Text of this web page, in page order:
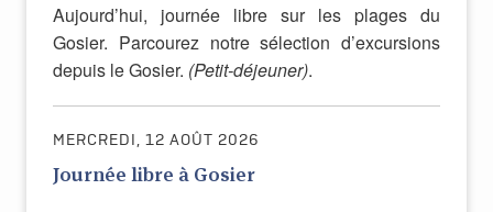
Aujourd’hui, journée libre sur les plages du
Gosier. Parcourez notre sélection d’excursions
depuis le Gosier. (Petit-déjeuner).
MERCREDI, 12 AOÛT 2026
Journée libre à Gosier